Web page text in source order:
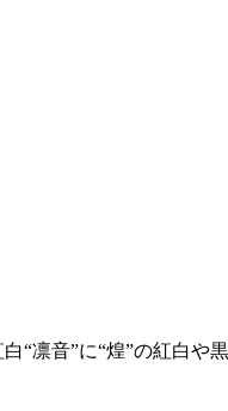
凛音”に“煌”の紅白や